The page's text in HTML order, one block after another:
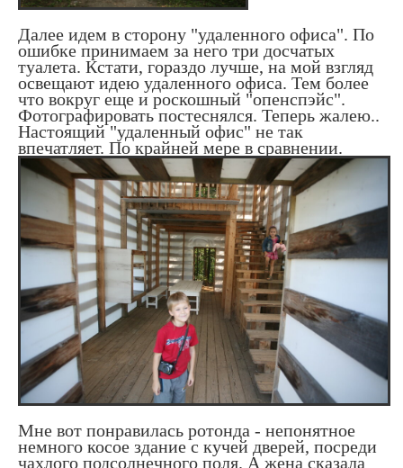
Далее идем в сторону "удаленного офиса". По
ошибке принимаем за него три досчатых
туалета. Кстати, гораздо лучше, на мой взгляд
освещают идею удаленного офиса. Тем более
что вокруг еще и роскошный "опенспэйс".
Фотографировать постеснялся. Теперь жалею..
Настоящий "удаленный офис" не так
впечатляет. По крайней мере в сравнении.
Мне вот понравилась ротонда - непонятное
немного косое здание с кучей дверей, посреди
чахлого подсолнечного поля. А жена сказала